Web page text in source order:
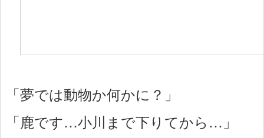
「夢では動物か何かに？」
「鹿です…小川まで下りてから…」